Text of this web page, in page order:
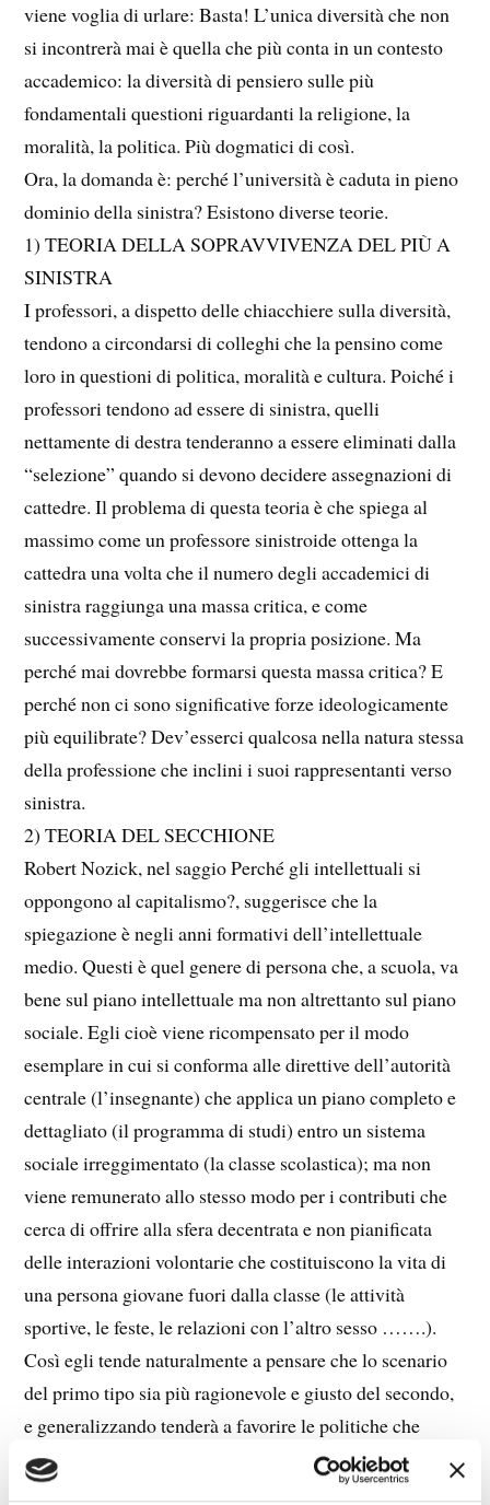
viene voglia di urlare: Basta! L’unica diversità che non
si incontrerà mai è quella che più conta in un contesto
accademico: la diversità di pensiero sulle più
fondamentali questioni riguardanti la religione, la
moralità, la politica. Più dogmatici di così.
Ora, la domanda è: perché l’università è caduta in pieno
dominio della sinistra? Esistono diverse teorie.
1) TEORIA DELLA SOPRAVVIVENZA DEL PIÙ A
SINISTRA
I professori, a dispetto delle chiacchiere sulla diversità,
tendono a circondarsi di colleghi che la pensino come
loro in questioni di politica, moralità e cultura. Poiché i
professori tendono ad essere di sinistra, quelli
nettamente di destra tenderanno a essere eliminati dalla
“selezione” quando si devono decidere assegnazioni di
cattedre. Il problema di questa teoria è che spiega al
massimo come un professore sinistroide ottenga la
cattedra una volta che il numero degli accademici di
sinistra raggiunga una massa critica, e come
successivamente conservi la propria posizione. Ma
perché mai dovrebbe formarsi questa massa critica? E
perché non ci sono significative forze ideologicamente
più equilibrate? Dev’esserci qualcosa nella natura stessa
della professione che inclini i suoi rappresentanti verso
sinistra.
2) TEORIA DEL SECCHIONE
Robert Nozick, nel saggio Perché gli intellettuali si
oppongono al capitalismo?, suggerisce che la
spiegazione è negli anni formativi dell’intellettuale
medio. Questi è quel genere di persona che, a scuola, va
bene sul piano intellettuale ma non altrettanto sul piano
sociale. Egli cioè viene ricompensato per il modo
esemplare in cui si conforma alle direttive dell’autorità
centrale (l’insegnante) che applica un piano completo e
dettagliato (il programma di studi) entro un sistema
sociale irreggimentato (la classe scolastica); ma non
viene remunerato allo stesso modo per i contributi che
cerca di offrire alla sfera decentrata e non pianificata
delle interazioni volontarie che costituiscono la vita di
una persona giovane fuori dalla classe (le attività
sportive, le feste, le relazioni con l’altro sesso …….).
Così egli tende naturalmente a pensare che lo scenario
del primo tipo sia più ragionevole e giusto del secondo,
e generalizzando tenderà a favorire le politiche che
comportano la pianificazione centralizzata piuttosto che
i risultati non pianificati della libera interazione dei